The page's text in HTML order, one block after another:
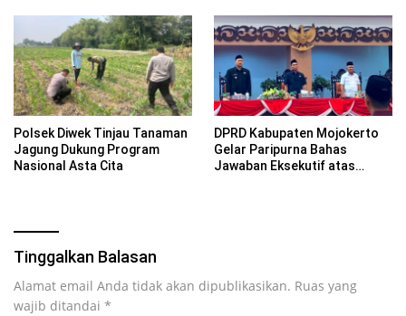
Polsek Diwek Tinjau Tanaman
Jagung Dukung Program
Nasional Asta Cita
DPRD Kabupaten Mojokerto
Gelar Paripurna Bahas
Jawaban Eksekutif atas
Tinggalkan Balasan
Alamat email Anda tidak akan dipublikasikan. Ruas yang
wajib ditandai *